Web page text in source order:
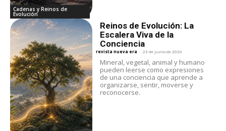
Cadenas y Reinos de
Evolución
Reinos de Evolución: La
Escalera Viva de la
Conciencia
revista nueva era - 23 de junio de 2026
Mineral, vegetal, animal y humano
pueden leerse como expresiones
de una conciencia que aprende a
organizarse, sentir, moverse y
reconocerse.